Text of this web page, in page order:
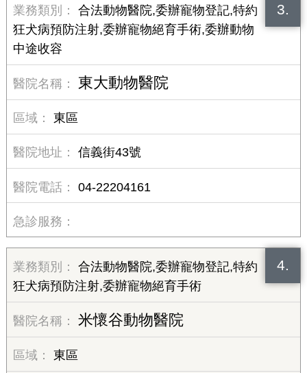
3.
合法動物醫院,委辦寵物登記,特約
狂犬病預防注射,委辦寵物絕育手術,委辦動物
中途收容
東大動物醫院
東區
信義街43號
04-22204161
4.
合法動物醫院,委辦寵物登記,特約
狂犬病預防注射,委辦寵物絕育手術
米懷谷動物醫院
東區